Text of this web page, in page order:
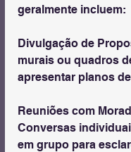
geralmente incluem:
Divulgação de
murais ou quadros
apresentar planos
Reuniões com
Conversas
em grupo para